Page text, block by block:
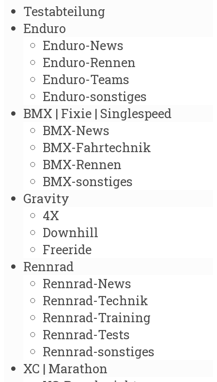
Testabteilung
Enduro
Enduro-News
Enduro-Rennen
Enduro-Teams
Enduro-sonstiges
BMX | Fixie | Singlespeed
BMX-News
BMX-Fahrtechnik
BMX-Rennen
BMX-sonstiges
Gravity
4X
Downhill
Freeride
Rennrad
Rennrad-News
Rennrad-Technik
Rennrad-Training
Rennrad-Tests
Rennrad-sonstiges
XC | Marathon